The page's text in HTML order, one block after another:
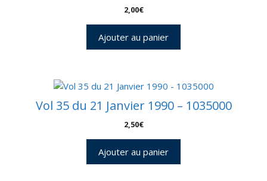
2,00€
Ajouter au panier
Vol 35 du 21 Janvier 1990 – 1035000
2,50€
Ajouter au panier